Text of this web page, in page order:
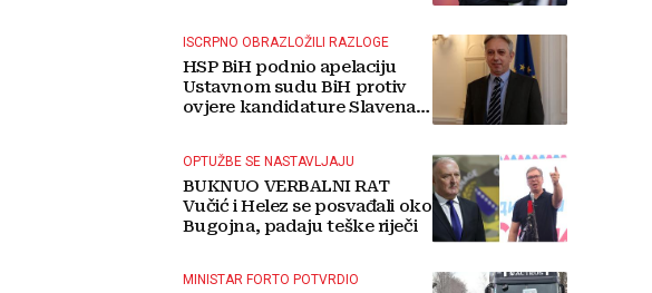
ISCRPNO OBRAZLOŽILI RAZLOGE
HSP BiH podnio apelaciju
Ustavnom sudu BiH protiv
ovjere kandidature Slavena
OPTUŽBE SE NASTAVLJAJU
BUKNUO VERBALNI RAT
Vučić i Helez se posvađali oko
Bugojna, padaju teške riječi
MINISTAR FORTO POTVRDIO